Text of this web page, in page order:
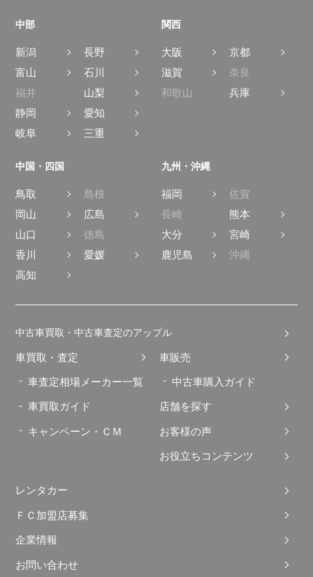
中部
新潟
長野
富山
石川
福井
山梨
静岡
愛知
岐阜
三重
関西
大阪
京都
滋賀
奈良
和歌山
兵庫
中国・四国
鳥取
島根
岡山
広島
山口
徳島
香川
愛媛
高知
九州・沖縄
福岡
佐賀
長崎
熊本
大分
宮崎
鹿児島
沖縄
中古車買取・中古車査定のアップル
車買取・査定
車査定相場メーカー一覧
車買取ガイド
キャンペーン・ＣＭ
車販売
中古車購入ガイド
店舗を探す
お客様の声
お役立ちコンテンツ
レンタカー
ＦＣ加盟店募集
企業情報
お問い合わせ